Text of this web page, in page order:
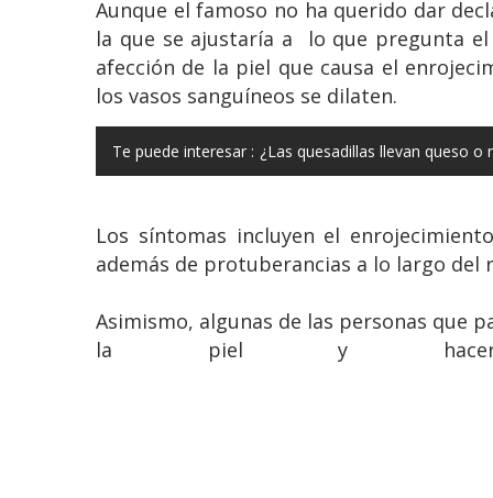
Aunque el famoso no ha querido dar
la que se ajustaría a lo que pregunta
afección de la piel que causa el
los vasos sanguíneos se dilaten.
Te puede interesar : ¿Las quesadillas llevan queso
Los síntomas incluyen el
además de protuberancias a lo largo del
Asimismo, algunas de las personas que
la piel y hacer